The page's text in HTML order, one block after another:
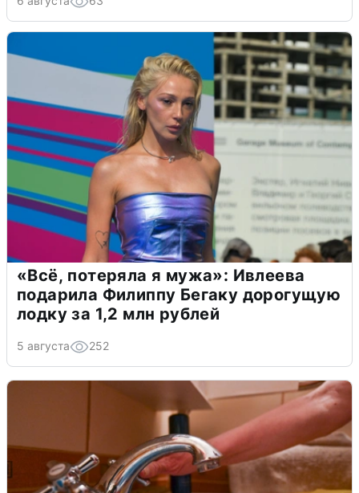
«Всё, потеряла я мужа»: Ивлеева
подарила Филиппу Бегаку дорогущую
лодку за 1,2 млн рублей
5 августа 252